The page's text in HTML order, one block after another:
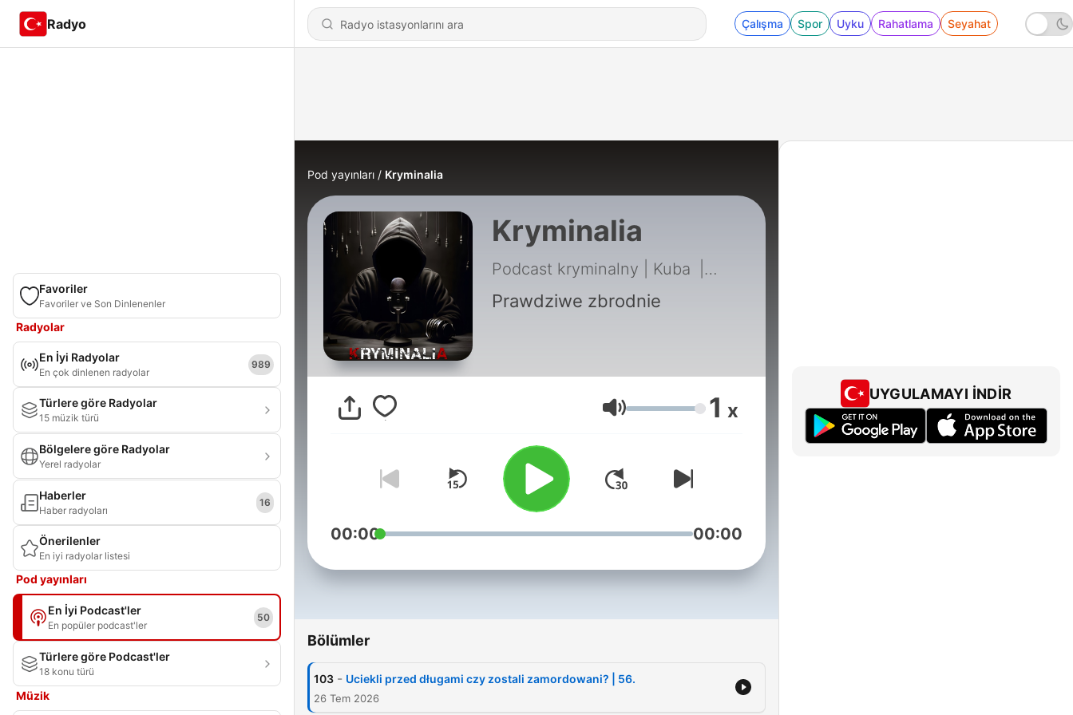
Radyo Çalışma Spor Uyku Rahatlama Seyahat
Favoriler
Favoriler ve Son Dinlenenler
Radyolar
En İyi Radyolar
En çok dinlenen radyolar
989
Türlere göre Radyolar
15 müzik türü
Bölgelere göre Radyolar
Yerel radyolar
Haberler
Haber radyoları
16
Önerilenler
En iyi radyolar listesi
Pod yayınları
En İyi Podcast'ler
En popüler podcast'ler
50
Türlere göre Podcast'ler
18 konu türü
Müzik
Pod yayınları Kryminalia
Kryminalia
Podcast kryminalny | Kuba 103 - Uciekli przed długami czy zostali
Prawdziwe zbrodnie
Ses 1 x
00:00 00:00
Bölümler
103 - Uciekli przed długami czy zostali zamordowani? | 56.
26 Tem 2026
UYGULAMAYI İNDIR